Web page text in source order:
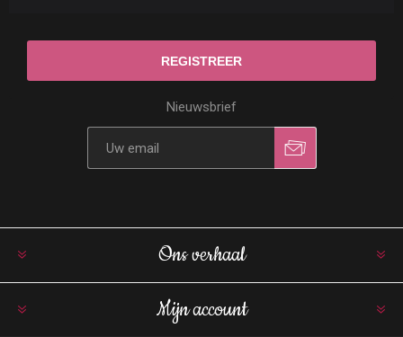
Nieuwsbrief
Ons verhaal
Mijn account